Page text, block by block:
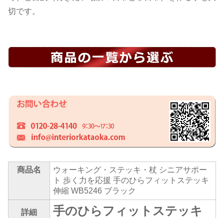
切です。
商品名
ウォーキング・ステッキ・杖 シニアサポー
ト 歩く力を応援 手のひらフィットステッキ
伸縮 WB5246 ブラック
詳細
手のひらフィットステッキ